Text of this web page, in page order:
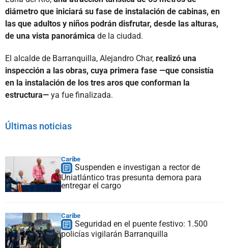
diámetro que iniciará su fase de instalación de cabinas, en
las que adultos y niños podrán disfrutar, desde las alturas,
de una vista panorámica de la ciudad.
El alcalde de Barranquilla, Alejandro Char, realizó una
inspección a las obras, cuya primera fase —que consistía
en la instalación de los tres aros que conforman la
estructura— ya fue finalizada.
Últimas noticias
Caribe
Suspenden e investigan a rector de
Uniatlántico tras presunta demora para
entregar el cargo
Caribe
Seguridad en el puente festivo: 1.500
policías vigilarán Barranquilla